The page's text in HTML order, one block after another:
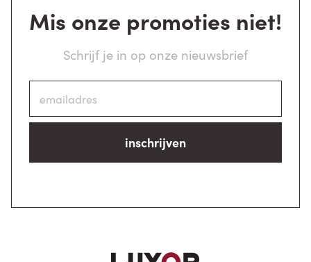
Mis onze promoties niet!
Schrijf je in op onze nieuwsbrief
inschrijven